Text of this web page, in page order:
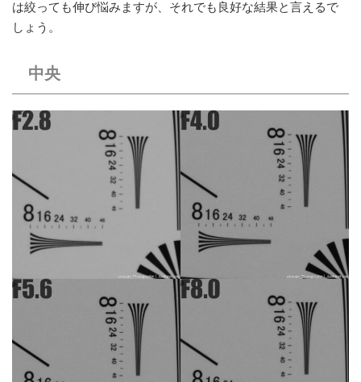
は絞っても伸び悩みますが、それでも良好な結果と言えるで
しょう。
中央